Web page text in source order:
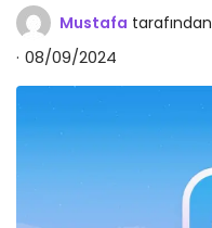
Mustafa tarafından
08/09/2024